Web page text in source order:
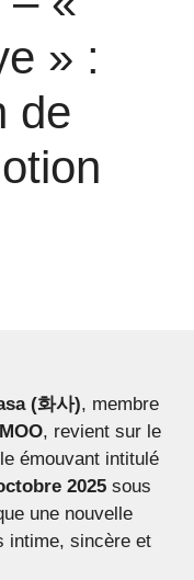
» :
de
(화사), membre
, revient sur le
émouvant intitulé
2025 sous
une nouvelle
intime, sincère et